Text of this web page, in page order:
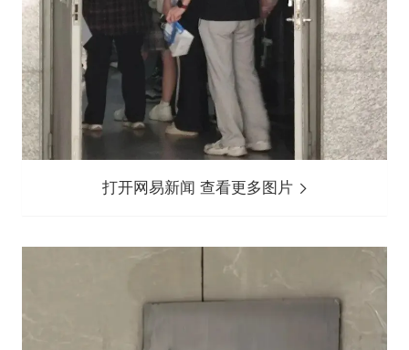
打开网易新闻 查看更多图片